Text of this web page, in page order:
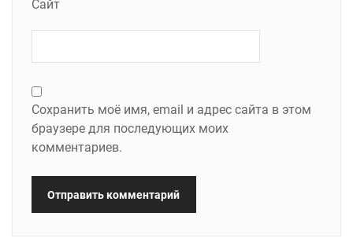
Сайт
Сохранить моё имя, email и адрес сайта в этом
браузере для последующих моих
комментариев.